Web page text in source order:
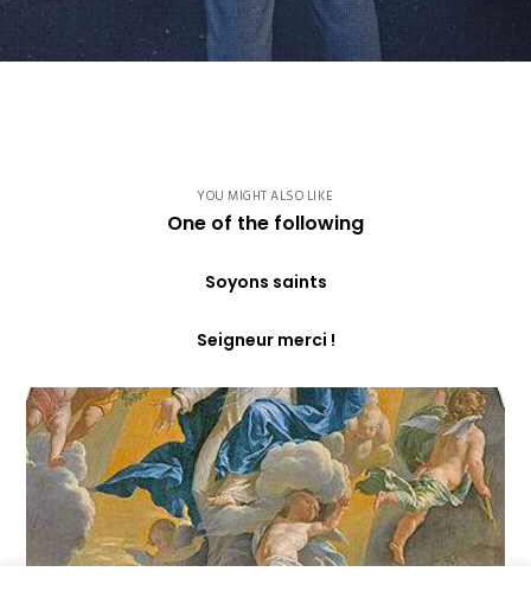
YOU MIGHT ALSO LIKE
One of the following
Soyons saints
Seigneur merci !